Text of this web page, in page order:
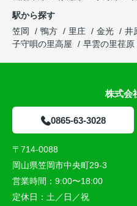
駅から探す
笠岡
鴨方 里庄 金光 井
子守唄の里高屋
早雲の里荏原
株式会
0865-63-3028
〒714-0088
岡山県笠岡市中央町29-3
営業時間： 9:00〜18:00
定休日： 土／日／祝